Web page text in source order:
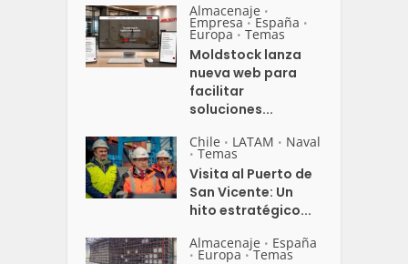
Almacenaje •
Empresa • España •
Europa • Temas
Moldstock lanza
nueva web para
facilitar
soluciones...
Chile • LATAM • Naval
• Temas
Visita al Puerto de
San Vicente: Un
hito estratégico...
Almacenaje • España
• Europa • Temas